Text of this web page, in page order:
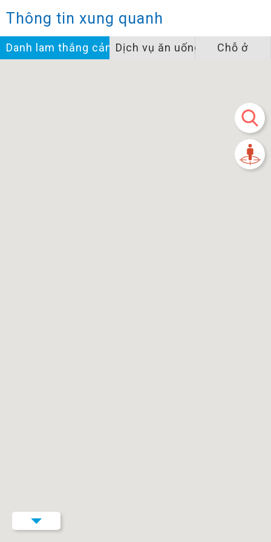
Thông tin xung quanh
Danh lam thắng cảnhDịch vụ ăn uống Chỗ ở